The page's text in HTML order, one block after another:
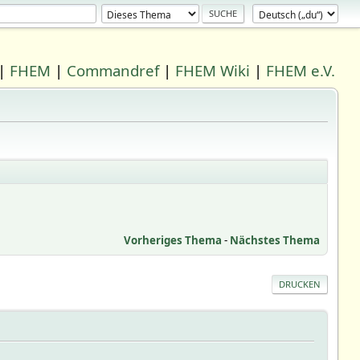
| FHEM | Commandref| FHEM Wiki | FHEM e.V.
Vorheriges Thema - Nächstes Thema
DRUCKEN